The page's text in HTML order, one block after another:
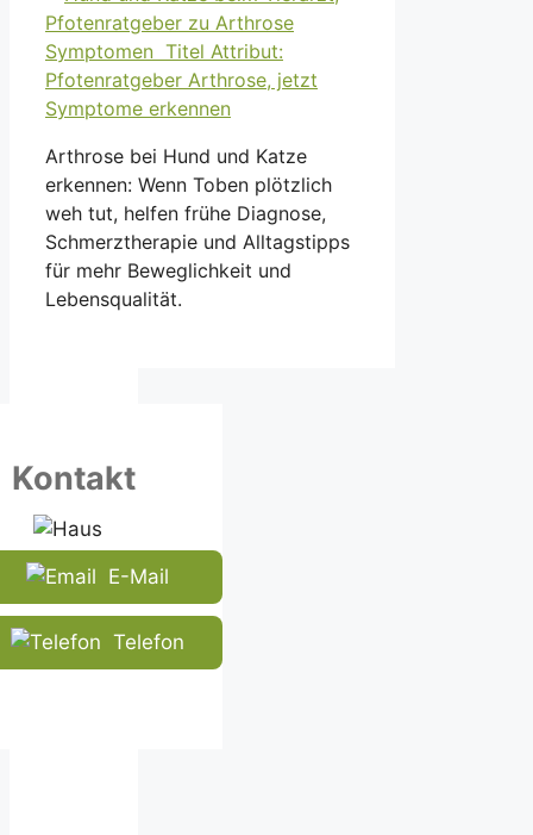
Arthrose bei Hund und Katze
erkennen: Wenn Toben plötzlich
weh tut, helfen frühe Diagnose,
Schmerztherapie und Alltagstipps
für mehr Beweglichkeit und
Lebensqualität.
Kontakt
E-Mail
Telefon